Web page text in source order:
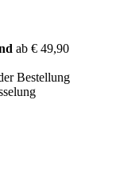
ab € 49,90
Bestellung